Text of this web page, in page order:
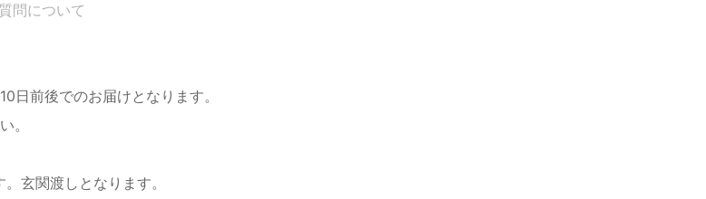
問について
日前後でのお届けとなります。
。
玄関渡しとなります。